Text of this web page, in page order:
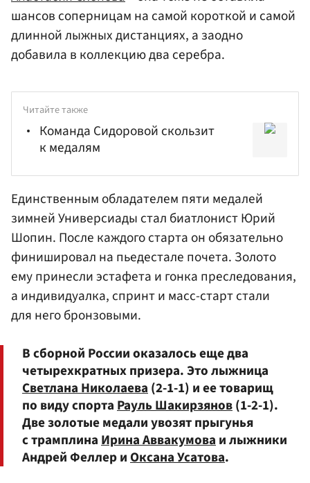
шансов соперницам на самой короткой и самой
длинной лыжных дистанциях, а заодно
добавила в коллекцию два серебра.
Читайте также
Команда Сидоровой скользит
к медалям
Единственным обладателем пяти медалей
зимней Универсиады стал биатлонистЮрий
Шопин. После каждого старта он обязательно
финишировал на пьедестале почета. Золото
ему принесли эстафета и гонка преследования,
а индивидуалка, спринт и масс-старт стали
для него бронзовыми.
В сборной России оказалось еще два
четырехкратных призера. Это лыжница
Светлана Николаева(2-1-1) и ее товарищ
по виду спортаРауль Шакирзянов(1-2-1).
Две золотые медали увозят прыгунья
с трамплинаИрина Аввакумоваи лыжники
Андрей Феллер иОксана Усатова.